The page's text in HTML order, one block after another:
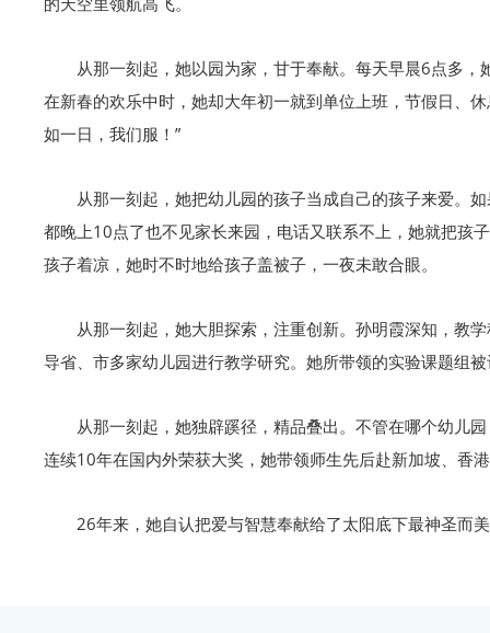
从那一刻起，她以园为家，甘于奉献。每天早晨6点多
在新春的欢乐中时，她却大年初一就到单位上班，节假日、
如一日，我们服！”
从那一刻起，她把幼儿园的孩子当成自己的孩子来爱。
都晚上10点了也不见家长来园，电话又联系不上，她就把孩
孩子着凉，她时不时地给孩子盖被子，一夜未敢合眼。
从那一刻起，她大胆探索，注重创新。孙明霞深知，教
导省、市多家幼儿园进行教学研究。她所带领的实验课题组
从那一刻起，她独辟蹊径，精品叠出。不管在哪个幼儿
连续10年在国内外荣获大奖，她带领师生先后赴新加坡、香
26年来，她自认把爱与智慧奉献给了太阳底下最神圣而